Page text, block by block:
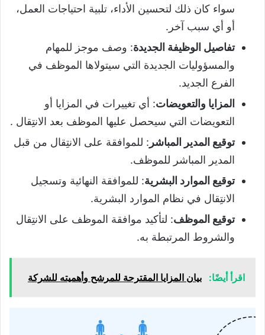
سواء كان ذلك لتحسين الأداء، تلبية احتياجات العمل،
أو أي سبب آخر.
تفاصيل الوظيفة الجديدة: وصف موجز للمهام
والمسؤوليات الجديدة التي سيتولاها الموظف في
الفرع الجديد.
المزايا والتعويضات: أي تغييرات في المزايا أو
التعويضات التي سيحصل عليها الموظف بعد الانتِقال .
توقيع المدير المباشر : للموافقة على الانتِقال من قبل
المدير المباشر للموظف.
توقيع الموارد البشرية: للموافقة النهائية وتسجيل
الانتِقال في نظام الموارد البشرية.
توقيع الموظف: لتأكيد موافقة الموظف على الانتِقال
والشروط المرتبطة به.
اقرأ أيضًا: بيان المزايا المقترحة للمرشح وأهميته للشركة